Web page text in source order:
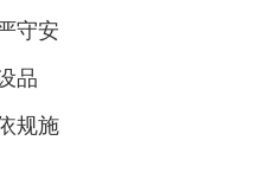
守安
品
规施